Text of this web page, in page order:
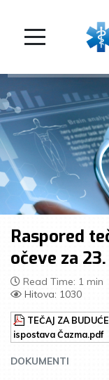
Raspored
očeve za
Read Time: 1 min
Hitova: 1030
DOKUMENTI
TEČAJ ZA
ispostava Čazma.pdf